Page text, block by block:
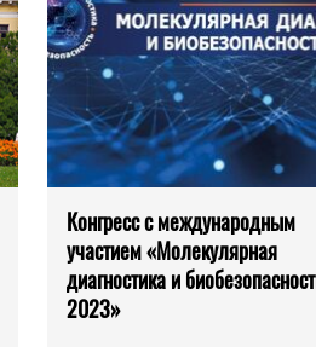
Конгресс с международным
участием «Молекулярная
диагностика и
2023»